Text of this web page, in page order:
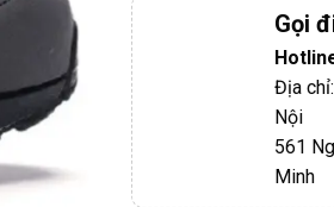
Gọi
Địa
Nội
561
Minh